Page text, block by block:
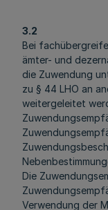
3.2
Bei
ämter- und
die Zuwendung
zu § 44 LHO an
weitergeleitet
Die
Verwendung der